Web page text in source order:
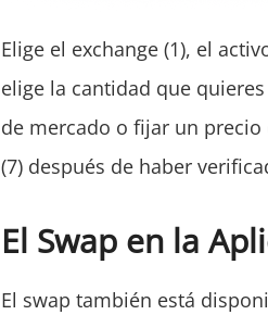
Elige el exchange (1), el
elige la cantidad que
de mercado o fijar un
(7) después de haber
El Swap en la
El swap también está